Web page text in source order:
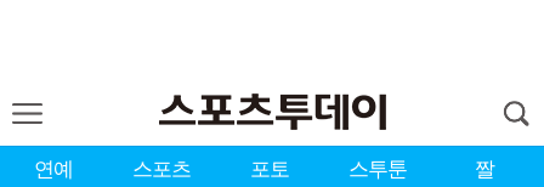
연예 스포츠 포토 스투툰 짤